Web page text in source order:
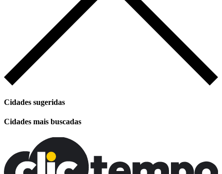
Cidades sugeridas
Cidades mais buscadas